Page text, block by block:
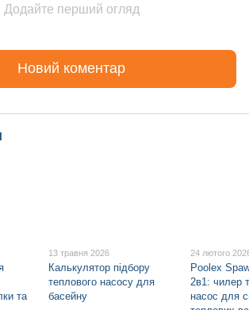
Додайте перший огляд
Новий коментар
та
13 травня 2026
Калькулятор підбору
теплового насосу для
басейну
24 лютого
Poolex
2в1: чилер
насос для